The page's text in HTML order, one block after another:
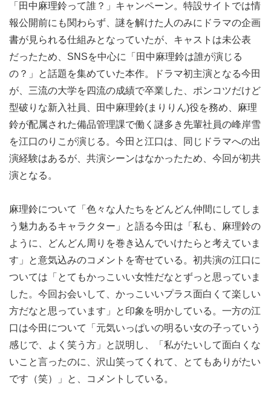
「田中麻理鈴って誰？」キャンペーン。特設サイトでは情
報公開前にも関わらず、謎を解けた人のみにドラマの企画
書が見られる仕組みとなっていたが、キャストは未公表
だったため、SNSを中心に「田中麻理鈴は誰が演じる
の？」と話題を集めていた本作。ドラマ初主演となる今田
が、三流の大学を四流の成績で卒業した、ポンコツだけど
型破りな新入社員、田中麻理鈴(まりりん)役を務め、麻理
鈴が配属された備品管理課で働く謎多き先輩社員の峰岸雪
を江口のりこが演じる。今田と江口は、同じドラマへの出
演経験はあるが、共演シーンはなかったため、今回が初共
演となる。
麻理鈴について「色々な人たちをどんどん仲間にしてしま
う魅力あるキャラクター」と語る今田は「私も、麻理鈴の
ように、どんどん周りを巻き込んでいけたらと考えていま
す」と意気込みのコメントを寄せている。初共演の江口に
ついては「とてもかっこいい女性だなとずっと思っていま
した。今回お会いして、かっこいいプラス面白くて楽しい
方だなと思っています」と印象を明かしている。一方の江
口は今田について「元気いっぱいの明るい女の子っていう
感じで、よく笑う方」と説明し、「私がたいして面白くな
いこと言ったのに、沢山笑ってくれて、とてもありがたい
です（笑）」と、コメントしている。